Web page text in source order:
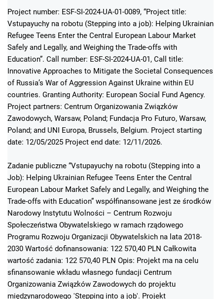
Project number: ESF-SI-2024-UA-01-0089, “Project title:
Vstupayuchy na robotu (Stepping into a job): Helping Ukrainian
Refugee Teens Enter the Central European Labour Market
Safely and Legally, and Weighing the Trade-offs with
Education”. Call number: ESF-SI-2024-UA-01, Call title:
Innovative Approaches to Mitigate the Societal Consequences
of Russia’s War of Aggression Against Ukraine within EU
countries. Granting Authority: European Social Fund Agency.
Project partners: Centrum Organizowania Związków
Zawodowych, Warsaw, Poland; Fundacja Pro Futuro, Warsaw,
Poland; and UNI Europa, Brussels, Belgium. Project starting
date: 12/05/2025 Project end date: 12/11/2026.
Zadanie publiczne “Vstupayuchy na robotu (Stepping into a
Job): Helping Ukrainian Refugee Teens Enter the Central
European Labour Market Safely and Legally, and Weighing the
Trade-offs with Education” współfinansowane jest ze środków
Narodowy Instytutu Wolności – Centrum Rozwoju
Społeczeństwa Obywatelskiego w ramach rządowego
Programu Rozwoju Organizacji Obywatelskich na lata 2018-
2030 Wartość dofinansowania: 122 570,40 PLN Całkowita
wartość zadania: 122 570,40 PLN Opis: Projekt ma na celu
sfinansowanie wkładu własnego fundacji Centrum
Organizowania Związków Zawodowych do projektu
międzynarodowego 'Stepping into a job'. Projekt